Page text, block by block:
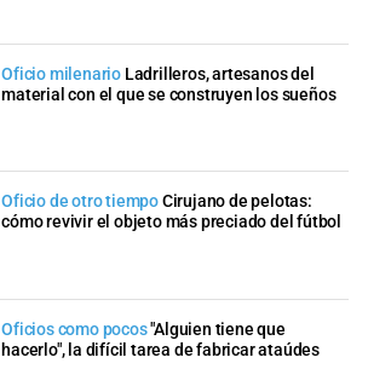
Oficio milenario Ladrilleros, artesanos del
material con el que se construyen los sueños
Oficio de otro tiempoCirujano de pelotas:
cómo revivir el objeto más preciado del fútbol
Oficios como pocos"Alguien tiene que
hacerlo", la difícil tarea de fabricar ataúdes